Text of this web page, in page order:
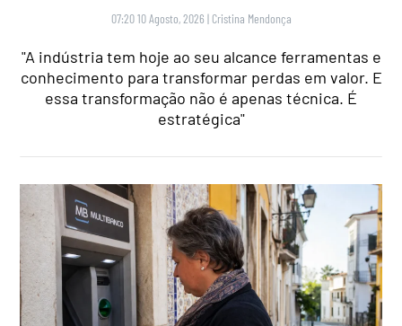
07:20 10 Agosto, 2026 | Cristina Mendonça
"A indústria tem hoje ao seu alcance ferramentas e
conhecimento para transformar perdas em valor. E
essa transformação não é apenas técnica. É
estratégica"